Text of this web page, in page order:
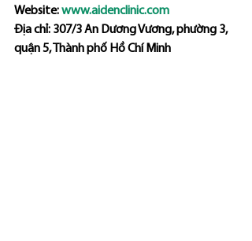
Website: www.aidenclinic.com
Địa chỉ: 307/3 An Dương Vương, phường 3,
quận 5, Thành phố Hồ Chí Minh